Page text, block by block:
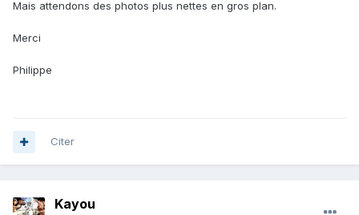
Mais attendons des photos plus nettes en gros plan.
Merci
Philippe
Citer
Kayou